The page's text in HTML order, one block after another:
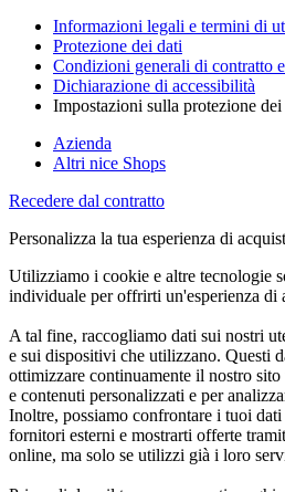
Informazioni legali e termini di
Protezione dei dati
Condizioni generali di contratto
Dichiarazione di accessibilità
Impostazioni sulla protezione
Azienda
Altri nice Shops
Recedere dal contratto
Personalizza la tua esperienza di
Utilizziamo i cookie e altre tecnologie
individuale per offrirti un'esperienza di
A tal fine, raccogliamo dati sui nostri
e sui dispositivi che utilizzano. Questi
ottimizzare continuamente il nostro
e contenuti personalizzati e per
Inoltre, possiamo confrontare i tuoi
fornitori esterni e mostrarti offerte
online, ma solo se utilizzi già i loro